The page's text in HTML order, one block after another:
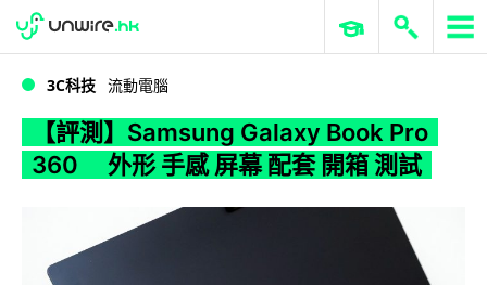
WWDC 2026 ERP 與商業 AI
3C科技 流動電腦
【評測】Samsung Galaxy Book Pro
360 外形 手感 屏幕 配套 開箱 測試